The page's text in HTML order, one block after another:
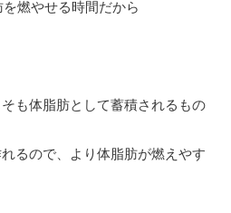
燃やせる時間だから
も体脂肪として蓄積されるもの
るので、より体脂肪が燃えやす